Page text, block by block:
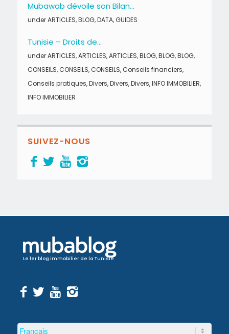
Mubawab dévoile son Bilan...
underARTICLES,BLOG,DATA,GUIDES
Tunisie – Droits de...
underARTICLES,ARTICLES,ARTICLES,BLOG,BLOG,BLOG,
CONSEILS,CONSEILS,CONSEILS,Conseils financiers,
Conseils pratiques,Divers,Divers,Divers,INFO IMMOBILIER,
INFO IMMOBILIER
SUIVEZ-NOUS
Le 1er blog immobilier de la Tunisie